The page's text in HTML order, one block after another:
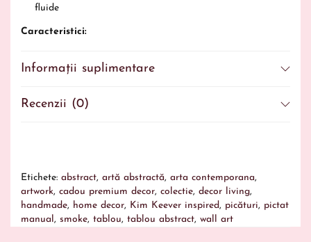
fluide
Caracteristici:
Inspirat din estetica artistică fluidă, onirică
Creează o atmosferă calmă, misterioasă și modernă
Informații suplimentare
Recenzii (0)
Etichete: abstract, artă abstractă, arta contemporana,
artwork, cadou premium decor, colectie, decor living,
handmade, home decor, Kim Keever inspired, picături, pictat
manual, smoke, tablou, tablou abstract, wall art